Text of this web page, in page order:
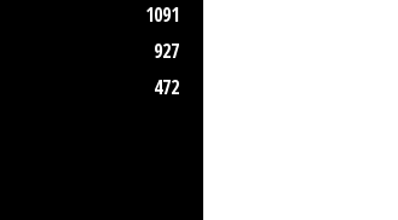
1091
927
472